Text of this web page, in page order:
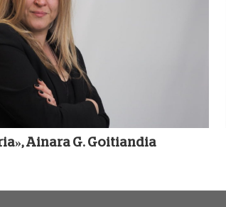
Ainara G. Goitiandia